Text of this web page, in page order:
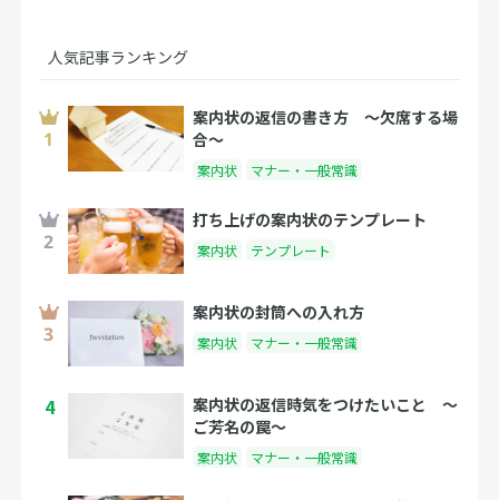
人気記事ランキング
案内状の返信の書き方 〜欠席する場
合〜
案内状 マナー・一般常識
打ち上げの案内状のテンプレート
案内状 テンプレート
案内状の封筒への入れ方
案内状 マナー・一般常識
4
案内状の返信時気をつけたいこと 〜
ご芳名の罠〜
案内状 マナー・一般常識